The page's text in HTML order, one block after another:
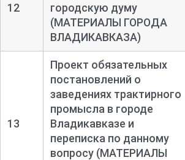
12
городскую думу
(МАТЕРИАЛЫ ГОРОДА
ВЛАДИКАВКАЗА)
13
Проект обязательных
постановлений о
заведениях трактирного
промысла в городе
Владикавказе и
переписка по данному
вопросу (МАТЕРИАЛЫ